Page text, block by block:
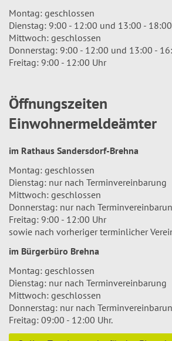
Montag: geschlossen
Dienstag: 9:00 - 12:00 und 13:00 -
Mittwoch: geschlossen
Donnerstag: 9:00 - 12:00 und 13:00 -
Freitag: 9:00 - 12:00 Uhr
Öffnungszeiten
Einwohnermeldeämter
im Rathaus Sandersdorf-Brehna
Montag: geschlossen
Dienstag: nur nach Terminvereinbarung
Mittwoch: geschlossen
Donnerstag: nur nach
Freitag: 9:00 - 12:00 Uhr
sowie nach vorheriger terminlicher
im Bürgerbüro Brehna
Montag: geschlossen
Dienstag: nur nach Terminvereinbarung
Mittwoch: geschlossen
Donnerstag: nur nach
Freitag: 09:00 - 12:00 Uhr.